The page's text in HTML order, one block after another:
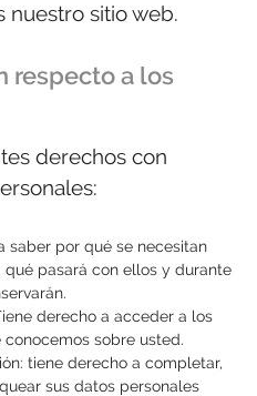
nuestro sitio web.
respecto a los
derechos con
saber por qué se necesitan
qué pasará con ellos y durante
derecho a acceder a los
sobre usted.
tiene derecho a completar,
sus datos personales